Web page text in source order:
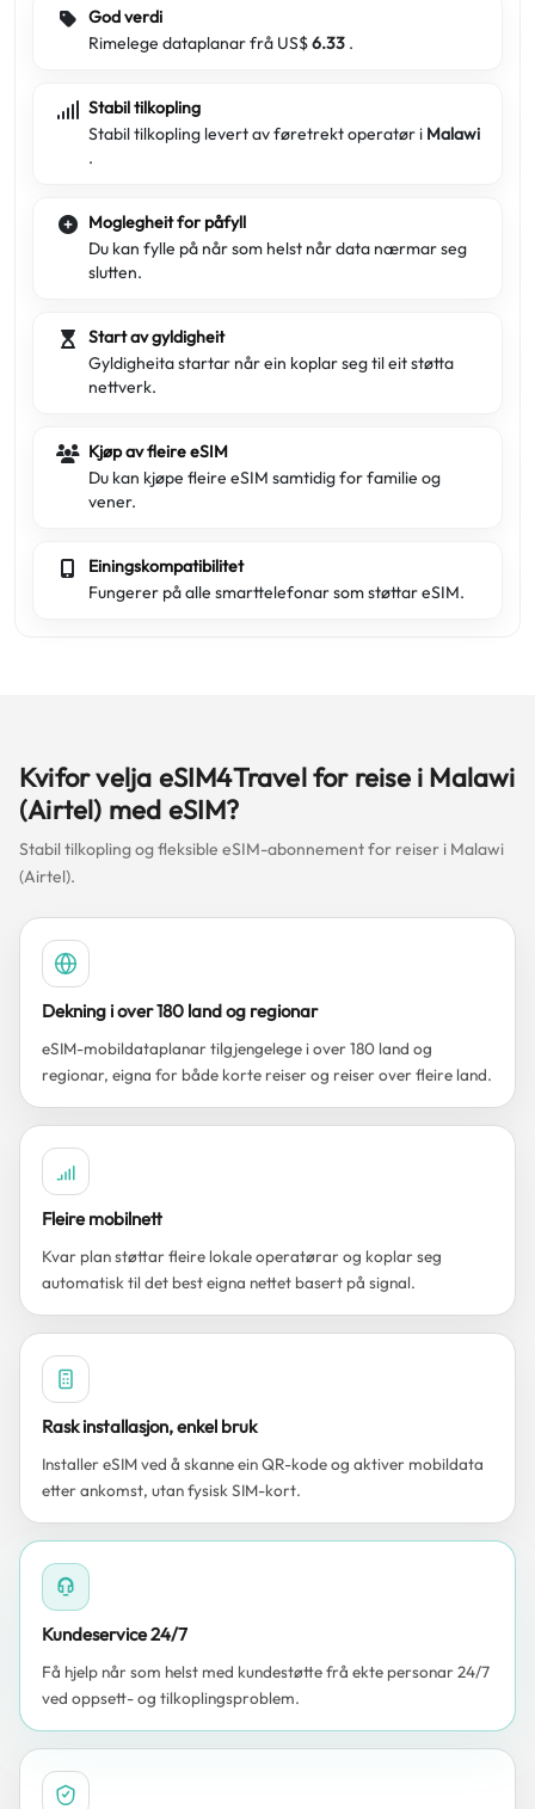
God verdi
Rimelege dataplanar frå US$6.33 .
Stabil tilkopling
Stabil tilkopling levert av føretrekt operatør i Malawi
.
Moglegheit for påfyll
Du kan fylle på når som helst når data nærmar seg
slutten.
Start av gyldigheit
Gyldigheita startar når ein koplar seg til eit støtta
nettverk.
Kjøp av fleire eSIM
Du kan kjøpe fleire eSIM samtidig for familie og
vener.
Einingskompatibilitet
Fungerer på alle smarttelefonar som støttar eSIM.
Kvifor velja eSIM4Travel for reise i Malawi
(Airtel) med eSIM?
Stabil tilkopling og fleksible eSIM-abonnement for reiser i Malawi
(Airtel).
Dekning i over 180 land og regionar
eSIM-mobildataplanar tilgjengelege i over 180 land og
regionar, eigna for både korte reiser og reiser over fleire land.
Fleire mobilnett
Kvar plan støttar fleire lokale operatørar og koplar seg
automatisk til det best eigna nettet basert på signal.
Rask installasjon, enkel bruk
Installer eSIM ved å skanne ein QR-kode og aktiver mobildata
etter ankomst, utan fysisk SIM-kort.
Kundeservice 24/7
Få hjelp når som helst med kundestøtte frå ekte personar 24/7
ved oppsett- og tilkoplingsproblem.